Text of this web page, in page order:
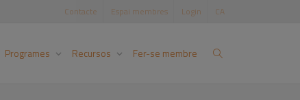
Contacte Espai membres Login CA
Programes Recursos Fer-se membre